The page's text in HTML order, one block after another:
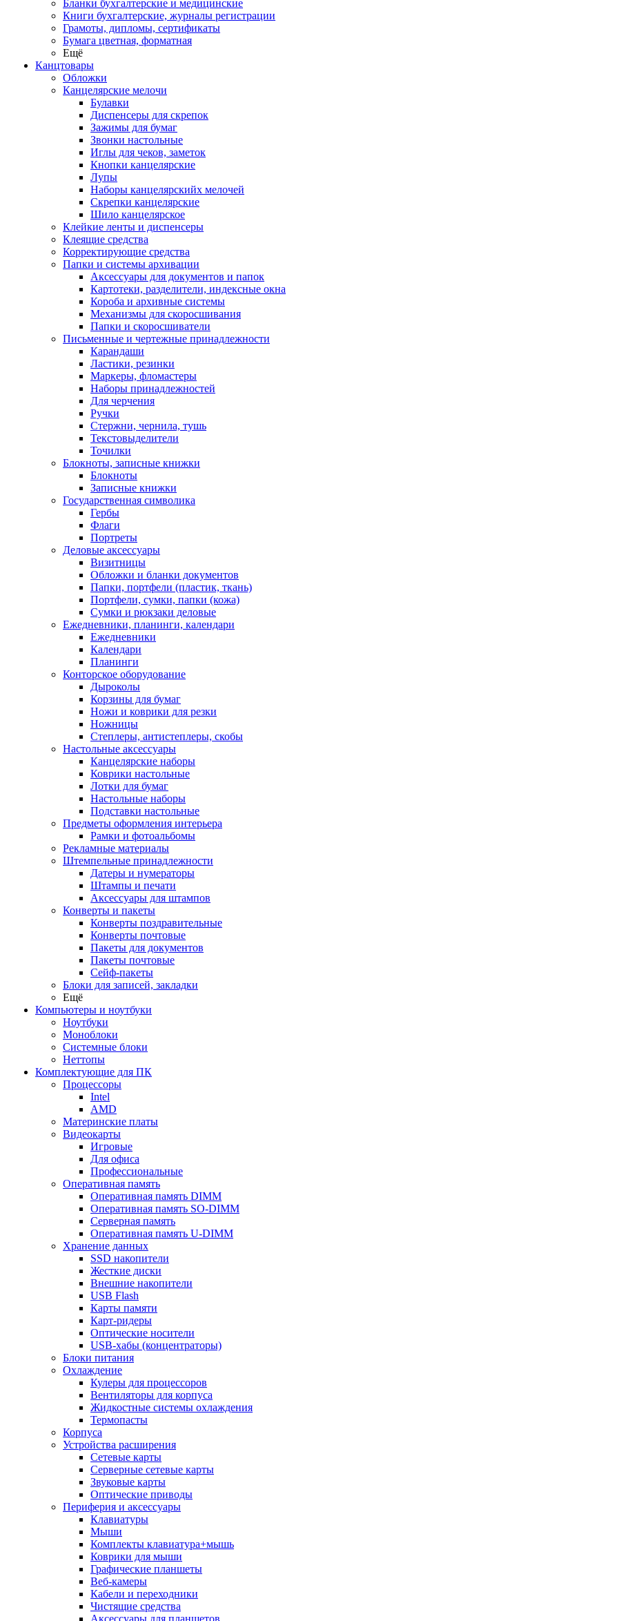
Бланки бухгалтерские и медицинские
Книги бухгалтерские, журналы регистрации
Грамоты, дипломы, сертификаты
Бумага цветная, форматная
Ещё
Канцтовары
Обложки
Канцелярские мелочи
Булавки
Диспенсеры для скрепок
Зажимы для бумаг
Звонки настольные
Иглы для чеков, заметок
Кнопки канцелярские
Лупы
Наборы канцелярскийх мелочей
Скрепки канцелярские
Шило канцелярское
Клейкие ленты и диспенсеры
Клеящие средства
Корректирующие средства
Папки и системы архивации
Аксессуары для документов и папок
Картотеки, разделители, индексные окна
Короба и архивные системы
Механизмы для скоросшивания
Папки и скоросшиватели
Письменные и чертежные принадлежности
Карандаши
Ластики, резинки
Маркеры, фломастеры
Наборы принадлежностей
Для черчения
Ручки
Стержни, чернила, тушь
Текстовыделители
Точилки
Блокноты, записные книжки
Блокноты
Записные книжки
Государственная символика
Гербы
Флаги
Портреты
Деловые аксессуары
Визитницы
Обложки и бланки документов
Папки, портфели (пластик, ткань)
Портфели, сумки, папки (кожа)
Сумки и рюкзаки деловые
Ежедневники, планинги, календари
Ежедневники
Календари
Планинги
Конторское оборудование
Дыроколы
Корзины для бумаг
Ножи и коврики для резки
Ножницы
Степлеры, антистеплеры, скобы
Настольные аксессуары
Канцелярские наборы
Коврики настольные
Лотки для бумаг
Настольные наборы
Подставки настольные
Предметы оформления интерьера
Рамки и фотоальбомы
Рекламные материалы
Штемпельные принадлежности
Датеры и нумераторы
Штампы и печати
Аксессуары для штампов
Конверты и пакеты
Конверты поздравительные
Конверты почтовые
Пакеты для документов
Пакеты почтовые
Сейф-пакеты
Блоки для записей, закладки
Ещё
Компьютеры и ноутбуки
Ноутбуки
Моноблоки
Системные блоки
Неттопы
Комплектующие для ПК
Процессоры
Intel
AMD
Материнские платы
Видеокарты
Игровые
Для офиса
Профессиональные
Оперативная память
Оперативная память DIMM
Оперативная память SO-DIMM
Серверная память
Оперативная память U-DIMM
Хранение данных
SSD накопители
Жесткие диски
Внешние накопители
USB Flash
Карты памяти
Карт-ридеры
Оптические носители
USB-хабы (концентраторы)
Блоки питания
Охлаждение
Кулеры для процессоров
Вентиляторы для корпуса
Жидкостные системы охлаждения
Термопасты
Корпуса
Устройства расширения
Сетевые карты
Серверные сетевые карты
Звуковые карты
Оптические приводы
Периферия и аксессуары
Клавиатуры
Мыши
Комплекты клавиатура+мышь
Коврики для мыши
Графические планшеты
Веб-камеры
Кабели и переходники
Чистящие средства
Аксессуары для планшетов